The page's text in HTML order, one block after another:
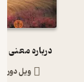
درباره معنی
ویل